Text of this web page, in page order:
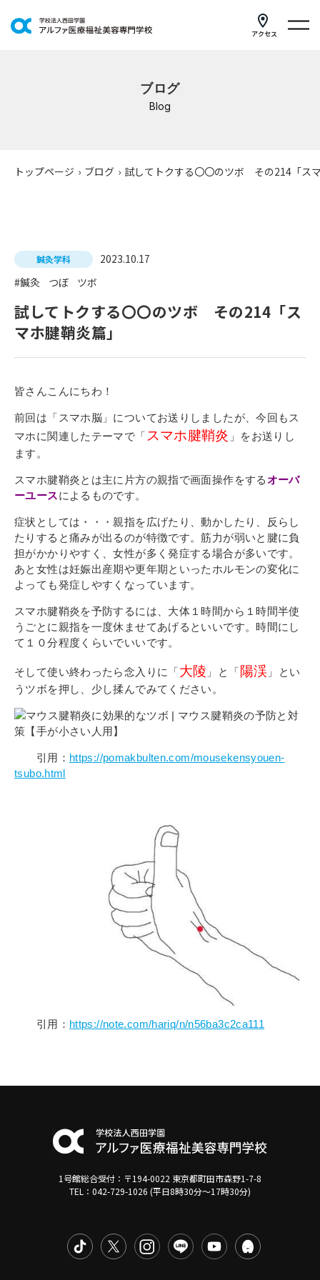
アクセス
研修・講座
寄付金のご案内
卒業生の皆さまへ
新着情報
ブログ
コラム
お問い合わせ
資料請求
インターネット出願
教職員採用情報
その他
個人情報の取り扱いについて
ブログ
Blog
トップページ › ブログ › 試してトクする〇〇のツボ その214「ス
鍼灸学科
2023.10.17
#鍼灸
つぼ ツボ
試してトクする〇〇のツボ その214「ス
マホ腱鞘炎篇」
皆さんこんにちわ！
前回は「スマホ脳」についてお送りしましたが、今回もス
マホに関連したテーマで「 スマホ腱鞘炎 」をお送りし
ます。
スマホ腱鞘炎とは主に片方の親指で画面操作をするオーバ
ーユースによるものです。
症状としては・・・親指を広げたり、動かしたり、反らし
たりすると痛みが出るのが特徴です。筋力が弱いと腱に負
担がかかりやすく、女性が多く発症する場合が多いです。
あと女性は妊娠出産期や更年期といったホルモンの変化に
よっても発症しやすくなっています。
スマホ腱鞘炎を予防するには、大体１時間から１時間半使
うごとに親指を一度休ませてあげるといいです。時間にし
て１０分程度くらいでいいです。
そして使い終わったら念入りに「大陵 」と「 陽渓 」とい
うツボを押し、少し揉んでみてください。
引用： https://pomakbulten.com/mousekensyouen-
tsubo.html
引用： https://note.com/hariq/n/n56ba3c2ca111
1号館総合受付：〒194-0022 東京都町田市森野1-7-8
TEL：042-729-1026 (平日8時30分〜17時30分)